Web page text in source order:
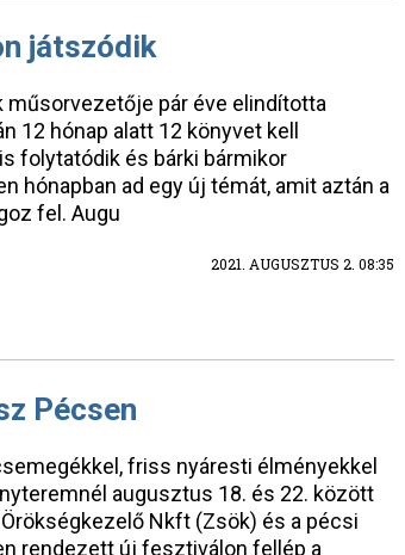
játszódik
műsorvezetője pár éve elindította
12 hónap alatt 12 könyvet kell
folytatódik és bárki bármikor
hónapban ad egy új témát, amit aztán a
fel. Augu
2021. AUGUSZTUS 2. 08:35
Pécsen
friss nyáresti élményekkel
augusztus 18. és 22. között
Nkft (Zsök) és a pécsi
rendezett új fesztiválon fellép a